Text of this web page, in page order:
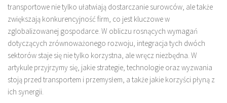
transportowe nie tylko ułatwiają dostarczanie surowców, ale także
zwiększają konkurencyjność firm, co jest kluczowe w
zglobalizowanej gospodarce. W obliczu rosnących wymagań
dotyczących zrównoważonego rozwoju, integracja tych dwóch
sektorów staje się nie tylko korzystna, ale wręcz niezbędna. W
artykule przyjrzymy się, jakie strategie, technologie oraz wyzwania
stoją przed transportem i przemysłem, a także jakie korzyści płyną z
ich synergii.